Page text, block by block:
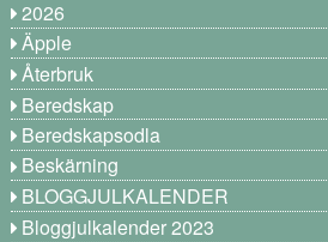
2026
Äpple
Återbruk
Beredskap
Beredskapsodla
Beskärning
BLOGGJULKALENDER
Bloggjulkalender 2023